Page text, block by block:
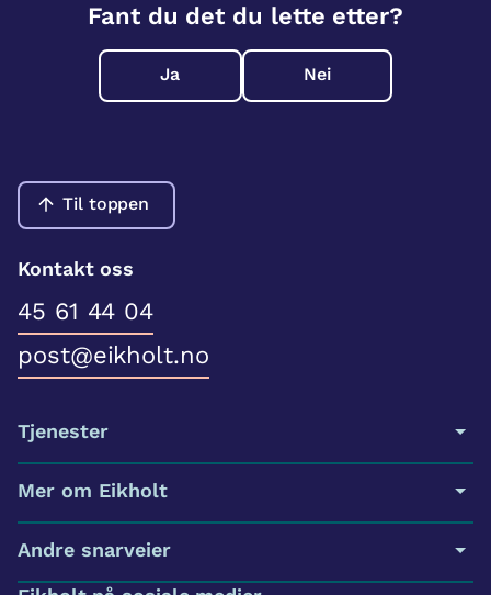
Fant du det du lette etter?
Ja Nei
Til toppen
Kontakt oss
45 61 44 04
post@eikholt.no
Tjenester
Mer om Eikholt
Andre snarveier